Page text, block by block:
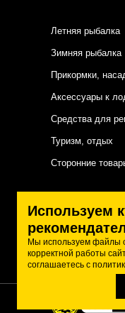
Летняя рыбалка
Зимняя рыбалка
Прикормки,
Аксессуары к
Средства для
Туризм, отдых
Сторонние
Используем
Мы используем файлы
корректной работы
соглашаетесь с